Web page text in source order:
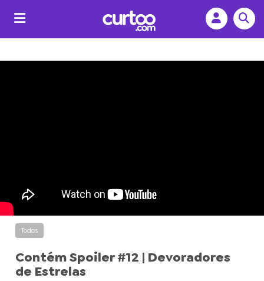
Todos
Contém Spoiler #12 | Devoradores
de Estrelas